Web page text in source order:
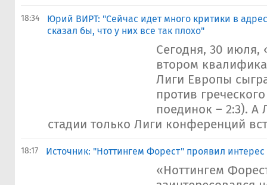
18:34
Юрий ВИРТ: "Сейчас идет много критики в
сказал бы, что у них все так плохо"
Сегодня, 30 июля,
втором
Лиги Европы
против
поединок – 2:3). А
стадии только Лиги конференций
18:17 Источник: "Ноттингем Форест" проявил
«Ноттингем